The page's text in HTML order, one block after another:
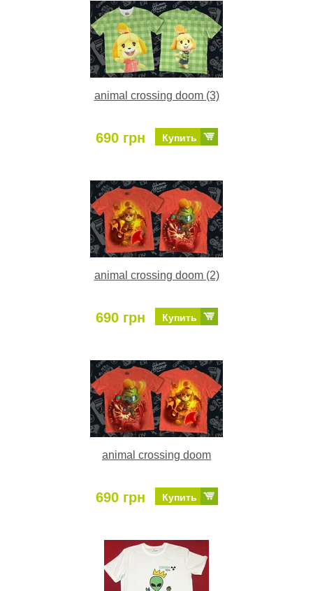
animal crossing doom (3)
690 грн Купить
animal crossing doom (2)
690 грн Купить
animal crossing doom
690 грн Купить